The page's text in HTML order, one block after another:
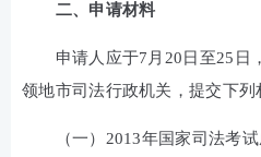
二、申请材料
申请人应于7月20日至25日
领地市司法行政机关，提交下列
（一）2013年国家司法考试